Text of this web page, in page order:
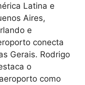
Latina e
Aires,
e
conecta
Gerais. Rodrigo
o
como